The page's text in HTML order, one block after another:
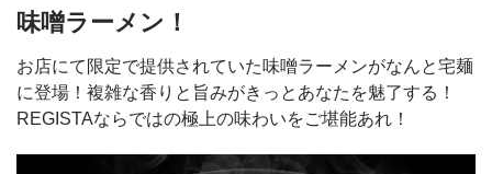
味噌ラーメン！
お店にて限定で提供されていた味噌ラーメンがなんと宅麺
に登場！複雑な香りと旨みがきっとあなたを魅了する！
REGISTAならではの極上の味わいをご堪能あれ！